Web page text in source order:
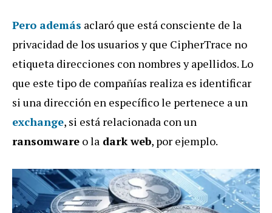
Pero además aclaró que está consciente de la
privacidad de los usuarios y que CipherTrace no
etiqueta direcciones con nombres y apellidos. Lo
que este tipo de compañías realiza es identificar
si una dirección en específico le pertenece a un
exchange, si está relacionada con un
ransomware o la dark web, por ejemplo.